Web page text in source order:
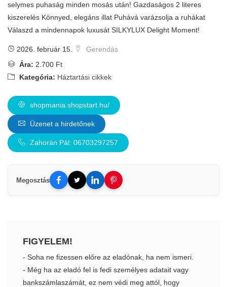
selymes puhaság minden mosás után! Gazdaságos 2 literes
kiszerelés Könnyed, elegáns illat Puhává varázsolja a ruhákat
Válaszd a mindennapok luxusát SILKYLUX Delight Moment!
2026. február 15.
Gerendás
Ára: 2.700 Ft
Kategória: Háztartási cikkek
shopmania.shopstart.hu/
Üzenet a hirdetőnek
Zahorán Pál: 06703297257
Megosztás
FIGYELEM!
- Soha ne fizessen előre az eladónak, ha nem ismeri.
- Még ha az eladó fel is fedi személyes adatait vagy
bankszámlaszámát, ez nem védi meg attól, hogy